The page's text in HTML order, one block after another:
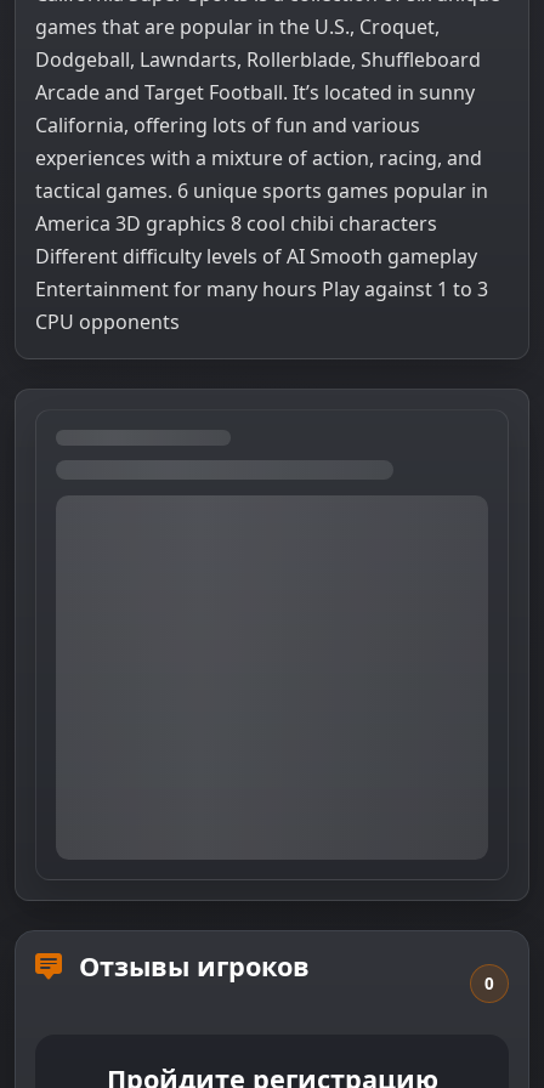
games that are popular in the U.S., Croquet,
Dodgeball, Lawndarts, Rollerblade, Shuffleboard
Arcade and Target Football. It’s located in sunny
California, offering lots of fun and various
experiences with a mixture of action, racing, and
tactical games. 6 unique sports games popular in
America 3D graphics 8 cool chibi characters
Different difficulty levels of AI Smooth gameplay
Entertainment for many hours Play against 1 to 3
CPU opponents
Отзывы игроков 0
Пройдите регистрацию